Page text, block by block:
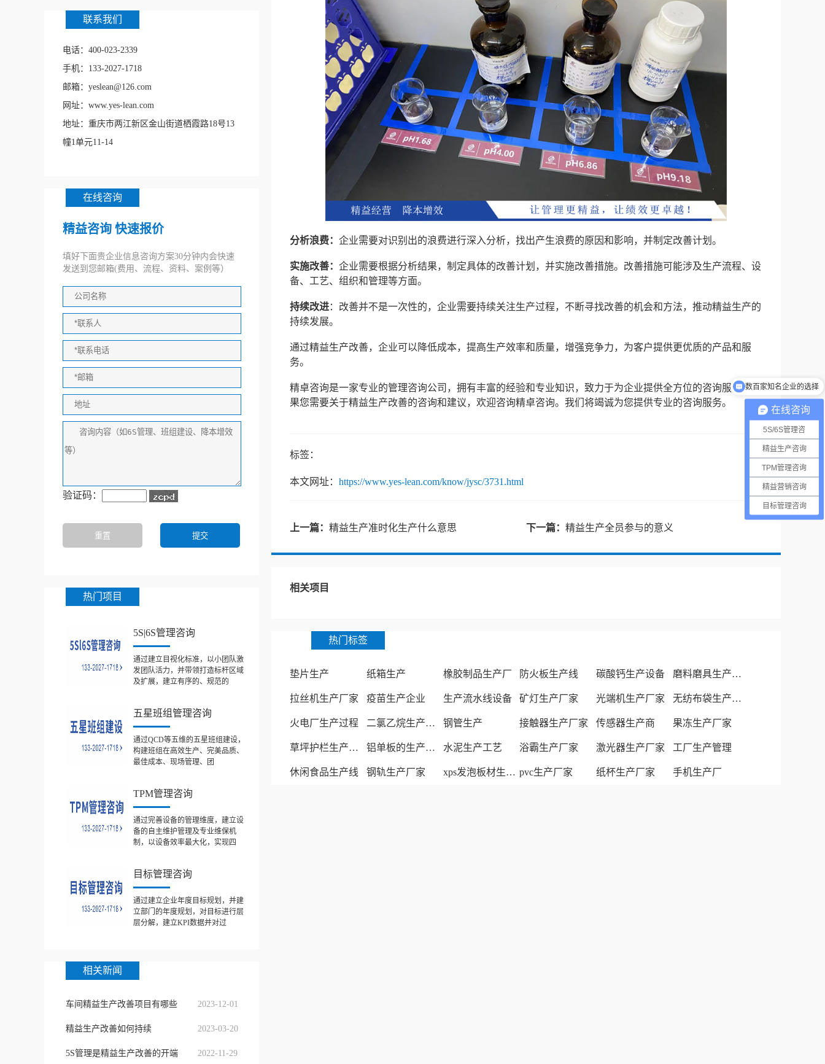
联系我们
电话：400-023-2339
手机：133-2027-1718
邮箱：yeslean@126.com
网址：www.yes-lean.com
地址：重庆市两江新区金山街道栖霞路18号13
幢1单元11-14
在线咨询
精益咨询 快速报价
填好下面贵企业信息咨询方案30分钟内会快速
发送到您邮箱(费用、流程、资料、案例等）
验证码：
热门项目
5S|6S管理咨询
通过建立目视化标准，以小团队激
发团队活力，并带领打造标杆区域
及扩展，建立有序的、规范的
五星班组管理咨询
通过QCD等五维的五星班组建设，
构建班组在高效生产、完美品质、
最佳成本、现场管理、团
TPM管理咨询
通过完善设备的管理维度，建立设
备的自主维护管理及专业维保机
制，以设备效率最大化，实现四
目标管理咨询
通过建立企业年度目标规划，并建
立部门的年度规划，对目标进行层
层分解，建立KPI数据并对过
相关新闻
车间精益生产改善项目有哪些 2023-12-01
精益生产改善如何持续 2023-03-20
5S管理是精益生产改善的开端 2022-11-29
分析浪费： 企业需要对识别出的浪费进行深入分析，找出产生浪费的原因和影响，并制定改善计划。
实施改善： 企业需要根据分析结果，制定具体的改善计划，并实施改善措施。改善措施可能涉及生产流程、设
备、工艺、组织和管理等方面。
持续改进：改善并不是一次性的，企业需要持续关注生产过程，不断寻找改善的机会和方法，推动精益生产的
持续发展。
通过精益生产改善，企业可以降低成本，提高生产效率和质量，增强竞争力，为客户提供更优质的产品和服
务。
精卓咨询是一家专业的管理咨询公司，拥有丰富的经验和专业知识，致力于为企业提供全方位的咨询服务。如
果您需要关于精益生产改善的咨询和建议，欢迎咨询精卓咨询。我们将竭诚为您提供专业的咨询服务。
标签：
本文网址： https://www.yes-lean.com/know/jysc/3731.html
上一篇： 精益生产准时化生产什么意思 下一篇： 精益生产全员参与的意义
相关项目
热门标签
垫片生产 纸箱生产 橡胶制品生产厂 防火板生产线 碳酸钙生产设备 磨料磨具生产厂家
拉丝机生产厂家 疫苗生产企业 生产流水线设备 矿灯生产厂家 光端机生产厂家 无纺布袋生产厂家
火电厂生产过程 二氯乙烷生产厂家 钢管生产 接触器生产厂家 传感器生产商 果冻生产厂家
草坪护栏生产厂家 铝单板的生产厂家 水泥生产工艺 浴霸生产厂家 激光器生产厂家 工厂生产管理
休闲食品生产线 钢轨生产厂家 xps发泡板材生产线 pvc生产厂家 纸杯生产厂家 手机生产厂
在线咨询
5S/6S管理咨
精益生产咨询
TPM管理咨询
精益营销咨询
目标管理咨询
数百家知名企业的选择